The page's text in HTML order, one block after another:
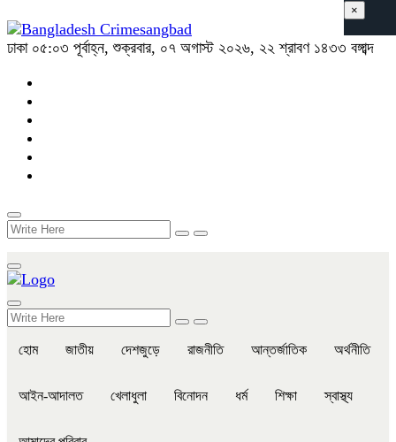
ঢাকা ০৫:০৩ পূর্বাহ্ন, শুক্রবার, ০৭ অগাস্ট ২০২৬, ২২ শ্রাবণ ১৪৩৩ বঙ্গাব্দ
হোম জাতীয় দেশজুড়ে রাজনীতি আন্তর্জাতিক অর্থনীতি
আইন-আদালত খেলাধুলা বিনোদন ধর্ম শিক্ষা স্বাস্থ্য
×